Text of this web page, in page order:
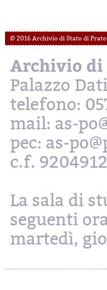
© 2016 Archivio di Stato di Prato
Archivio di
Palazzo
telefono:
mail: as-
pec: as-
c.f.
La sala di
seguenti
martedì,